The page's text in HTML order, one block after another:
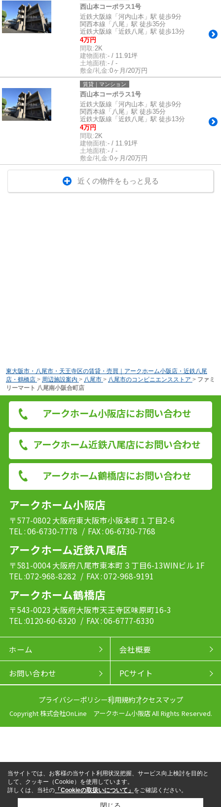
西山本コーポラス1号
近鉄大阪線「河内山本」駅 徒歩9分
関西本線「八尾」駅 徒歩35分
近鉄大阪線「近鉄八尾」駅 徒歩13分
4万円
間取:2K
建物面積:- / 11.91坪
土地面積:- / -
敷金/礼金:0ヶ月/20万円
賃貸｜マンション
西山本コーポラス1号
近鉄大阪線「河内山本」駅 徒歩9分
関西本線「八尾」駅 徒歩35分
近鉄大阪線「近鉄八尾」駅 徒歩13分
4万円
間取:2K
建物面積:- / 11.91坪
土地面積:- / -
敷金/礼金:0ヶ月/20万円
近くの物件をもっと見る
東大阪市・八尾市・天王寺区の賃貸・売買｜アークホーム小阪店・近鉄八尾
店・鶴橋店 > 周辺施設案内 > 八尾市 > 八尾市のコンビニエンスストア > ファミ
リーマート 八尾南小阪合町店
アークホーム小阪店にお問い合わせ
アークホーム近鉄八尾店にお問い合わせ
アークホーム鶴橋店にお問い合わせ
アークホーム小阪店
〒577-0802 大阪府東大阪市小阪本町１丁目2-6
TEL : 06-6730-7778 / FAX : 06-6730-7768
アークホーム近鉄八尾店
〒581-0004 大阪府八尾市東本町３丁目6-13WINビル 1F
TEL :072-968-8282 / FAX : 072-968-9191
アークホーム鶴橋店
〒543-0023 大阪府大阪市天王寺区味原町16-3
TEL :0120-60-6320 / FAX : 06-6777-6330
ホーム 会社概要
お問い合わせ PCサイト
プライバシーポリシー利用規約アクセスマップ
Copyright 株式会社OnLine アークホーム小阪店 All Rights Reserved.
当サイトでは、お客様の当サイト利用状況把握、サービス向上検討を目的と
して、クッキー（Cookie）を使用しています。
詳しくは、当社の 「Cookieの取扱いについて」 をご確認ください。